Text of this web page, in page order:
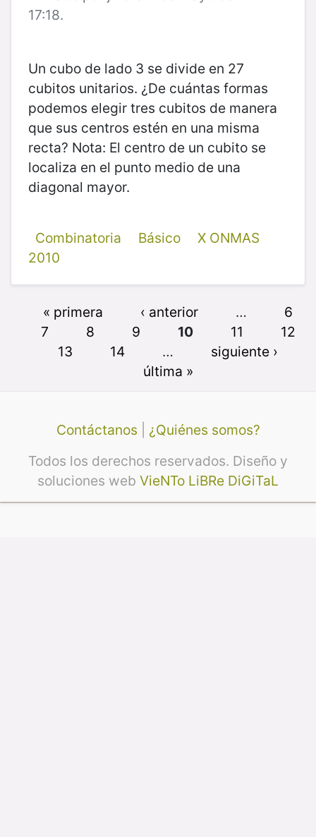
17:18.
Un cubo de lado 3 se divide en 27
cubitos unitarios. ¿De cuántas formas
podemos elegir tres cubitos de manera
que sus centros estén en una misma
recta? Nota: El centro de un cubito se
localiza en el punto medio de una
diagonal mayor.
Combinatoria Básico
X ONMAS
2010
« primera ‹ anterior …
6
7
8 9 10 11
12
13
14 …
siguiente ›
última »
Contáctanos
¿Quiénes somos?
Todos los derechos reservados. Diseño y
soluciones web VieNTo LiBRe DiGiTaL